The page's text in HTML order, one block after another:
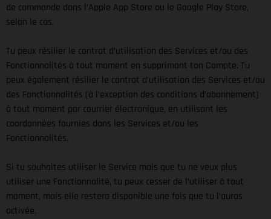
de commande dans l’Apple App Store ou le Google Play Store,
selon le cas.
Tu peux résilier le contrat d’utilisation des Services et/ou des
Fonctionnalités à tout moment en supprimant ton Compte. Tu
peux également résilier le contrat d’utilisation des Services et/ou
des Fonctionnalités (à l’exception des conditions d’abonnement)
à tout moment par courrier électronique, en utilisant les
coordonnées fournies dans les Services et/ou les
Fonctionnalités.
Si tu souhaites utiliser le Service mais que tu ne veux plus
utiliser une Fonctionnalité, tu peux cesser de l’utiliser à tout
moment, mais elle restera disponible une fois que tu l’auras
activée.